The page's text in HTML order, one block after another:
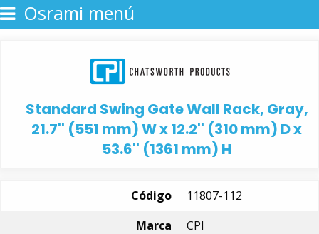
Osrami menú
Standard Swing Gate Wall Rack, Gray,
21.7'' (551 mm) W x 12.2'' (310 mm) D x
53.6'' (1361 mm) H
Código
11807-112
Marca
CPI